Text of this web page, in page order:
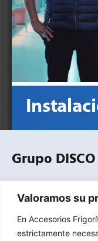
Valoramos su
En Accesorios
estrictamente
Grupo DISCO
equipos,
refrigeración